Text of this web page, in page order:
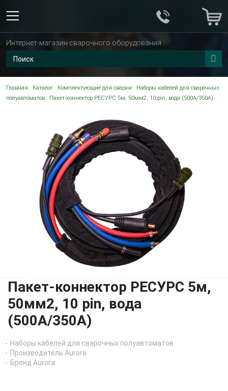
Интернет-магазин сварочного оборудования
Главная Каталог Комплектующие для сварки
Наборы кабелей для сварочных
полуавтоматов
Пакет-коннектор РЕСУРС 5м, 50мм2, 10 pin, вода (500A/350A)
Пакет-коннектор РЕСУРС 5м,
50мм2, 10 pin, вода
(500A/350A)
Наборы кабелей для сварочных полуавтоматов
Производитель Aurora
Бренд Aurora